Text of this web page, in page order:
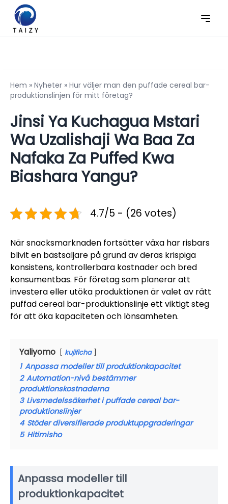
Hem » Nyheter » Hur väljer man den puffade cereal bar-
produktionslinjen för mitt företag?
Jinsi Ya Kuchagua Mstari
Wa Uzalishaji Wa Baa Za
Nafaka Za Puffed Kwa
Biashara Yangu?
4.7/5 - (26 votes)
När snacksmarknaden fortsätter växa har risbars
blivit en bästsäljare på grund av deras krispiga
konsistens, kontrollerbara kostnader och bred
konsumentbas. För företag som planerar att
investera eller utöka produktionen är valet av rätt
puffad cereal bar-produktionslinje ett viktigt steg
för att öka kapaciteten och lönsamheten.
Yaliyomo kujificha
1 Anpassa modeller till produktionkapacitet
2 Automation-nivå bestämmer
produktionskostnaderna
3 Livsmedelssäkerhet i puffade cereal bar-
produktionslinjer
4 Stöder diversifierade produktuppgraderingar
5 Hitimisho
Anpassa modeller till
produktionkapacitet